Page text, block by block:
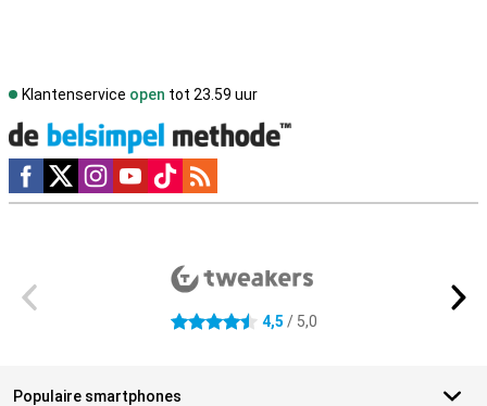
Klantenservice open tot 23.59 uur
Social media
4.5 sterren 4,5 / 5,0
Populaire smartphones